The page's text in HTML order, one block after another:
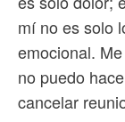
mí no es solo
emocional.
no puedo
cancelar